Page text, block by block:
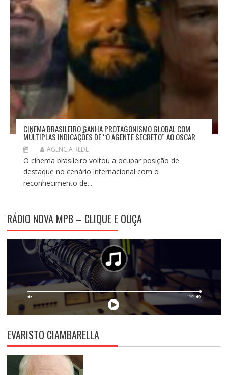
CINEMA BRASILEIRO GANHA PROTAGONISMO GLOBAL COM
MÚLTIPLAS INDICAÇÕES DE “O AGENTE SECRETO” AO OSCAR
AGENCIA REDE
O cinema brasileiro voltou a ocupar posição de
destaque no cenário internacional com o
reconhecimento de...
RÁDIO NOVA MPB – CLIQUE E OUÇA
EVARISTO CIAMBARELLA